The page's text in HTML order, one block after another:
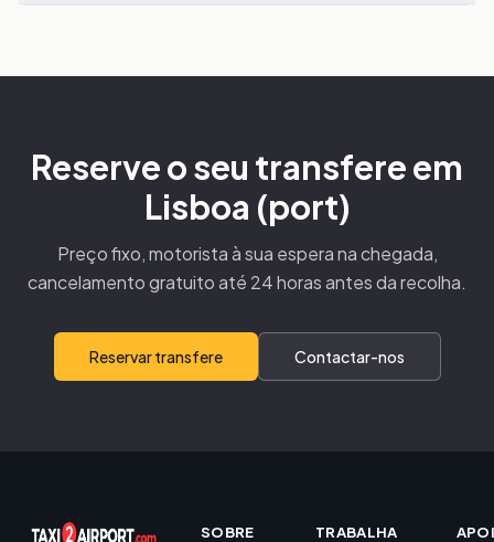
Reserve o seu transfere em
Lisboa (port)
Preço fixo, motorista à sua espera na chegada,
cancelamento gratuito até 24 horas antes da recolha.
Reservar transfere Contactar-nos
SOBRE
TRABALHA